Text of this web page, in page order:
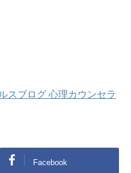
Facebook